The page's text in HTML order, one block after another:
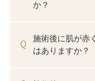
か？
施術後に肌が赤
はありますか？